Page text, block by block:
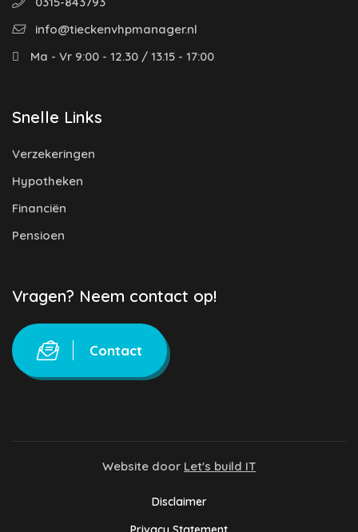
info@tieckenvhpmanager.nl
Ma - Vr 9:00 - 12.30 / 13.15 - 17:00
Snelle Links
Verzekeringen
Hypotheken
Financiën
Pensioen
Vragen? Neem contact op!
Contact
Website door Let's build IT
Disclaimer